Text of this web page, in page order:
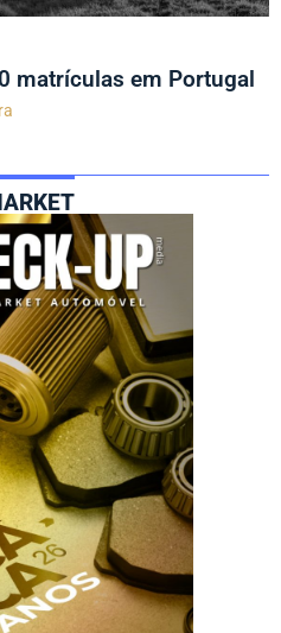
matrículas em Portugal